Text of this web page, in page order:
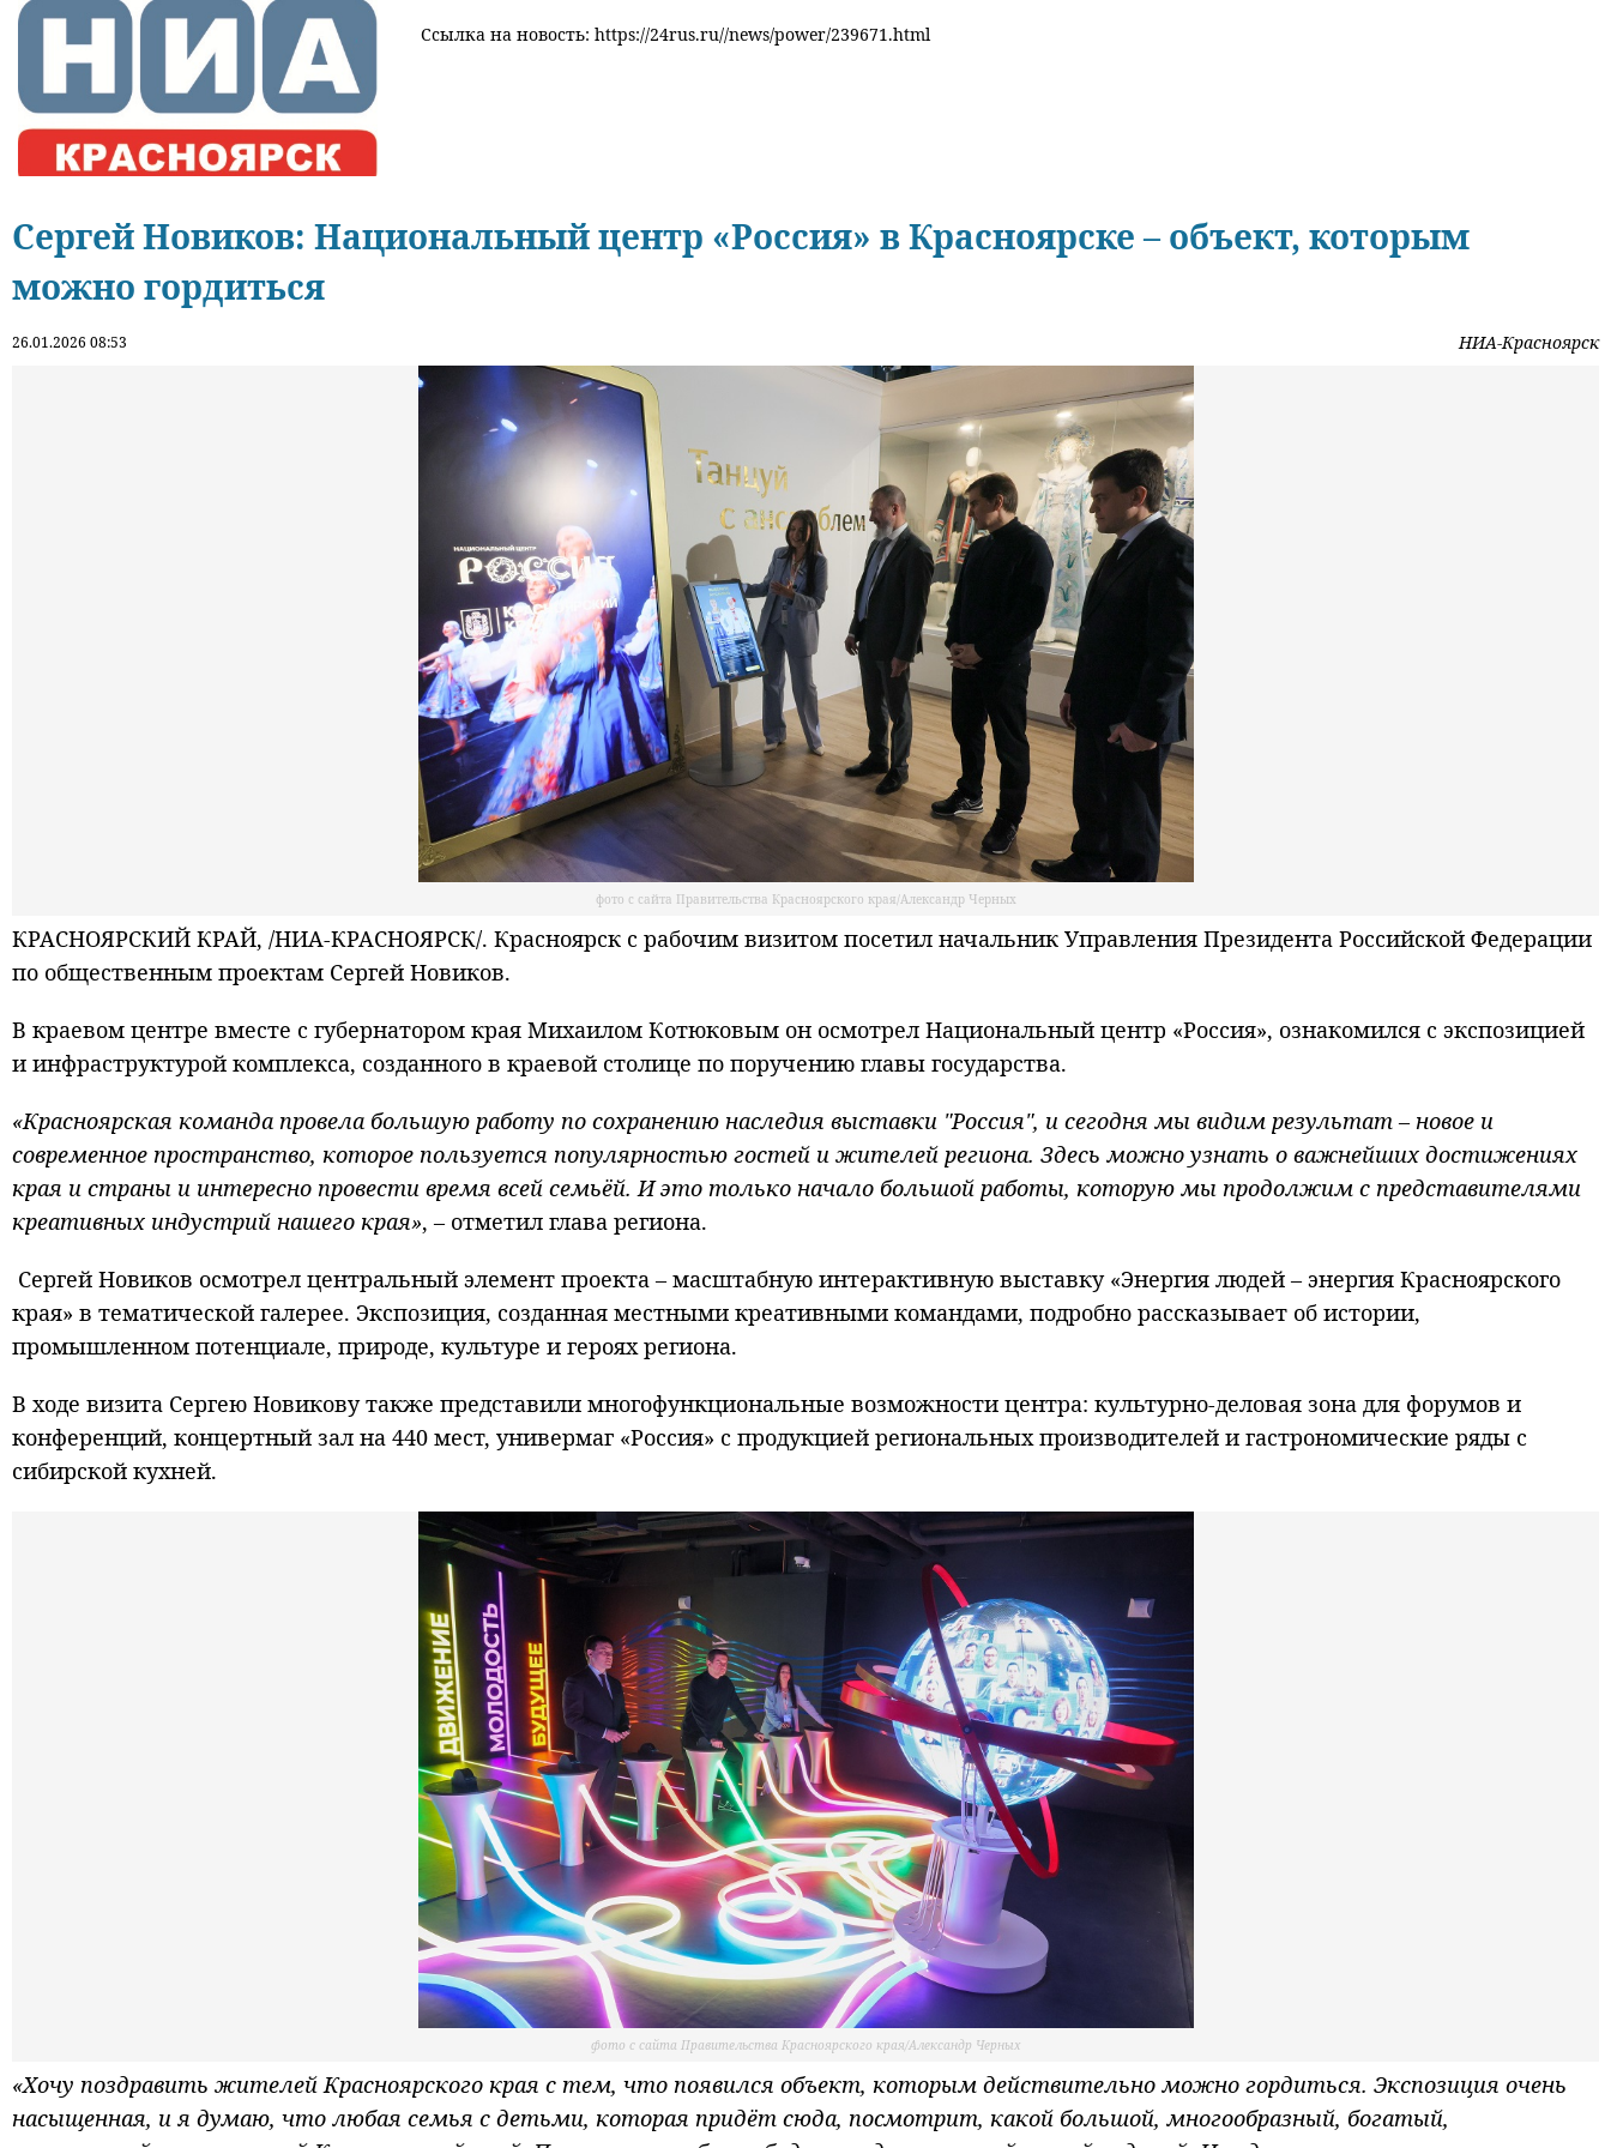
Ссылка на новость: https://24rus.ru//news/power/239671.html
Сергей Новиков: Национальный центр «Россия» в Красноярске – объект, которым
можно гордиться
26.01.2026 08:53 НИА-Красноярск
фото с сайта Правительства Красноярского края/Александр Черных
КРАСНОЯРСКИЙ КРАЙ, /НИА-КРАСНОЯРСК/. Красноярск с рабочим визитом посетил начальник Управления Президента Российской Федерации
по общественным проектам Сергей Новиков.
В краевом центре вместе с губернатором края Михаилом Котюковым он осмотрел Национальный центр «Россия», ознакомился с экспозицией
и инфраструктурой комплекса, созданного в краевой столице по поручению главы государства.
«Красноярская команда провела большую работу по сохранению наследия выставки "Россия", и сегодня мы видим результат – новое и
современное пространство, которое пользуется популярностью гостей и жителей региона. Здесь можно узнать о важнейших достижениях
края и страны и интересно провести время всей семьёй. И это только начало большой работы, которую мы продолжим с представителями
креативных индустрий нашего края», – отметил глава региона.
Сергей Новиков осмотрел центральный элемент проекта – масштабную интерактивную выставку «Энергия людей – энергия Красноярского
края» в тематической галерее. Экспозиция, созданная местными креативными командами, подробно рассказывает об истории,
промышленном потенциале, природе, культуре и героях региона.
В ходе визита Сергею Новикову также представили многофункциональные возможности центра: культурно-деловая зона для форумов и
конференций, концертный зал на 440 мест, универмаг «Россия» с продукцией региональных производителей и гастрономические ряды с
сибирской кухней.
фото с сайта Правительства Красноярского края/Александр Черных
«Хочу поздравить жителей Красноярского края с тем, что появился объект, которым действительно можно гордиться. Экспозиция очень
насыщенная, и я думаю, что любая семья с детьми, которая придёт сюда, посмотрит, какой большой, многообразный, богатый,